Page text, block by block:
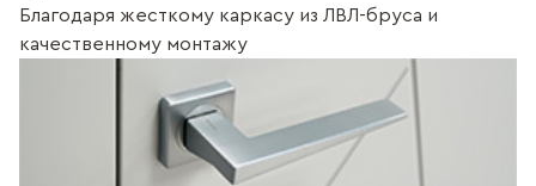
Благодаря жесткому каркасу из ЛВЛ-бруса и
качественному монтажу